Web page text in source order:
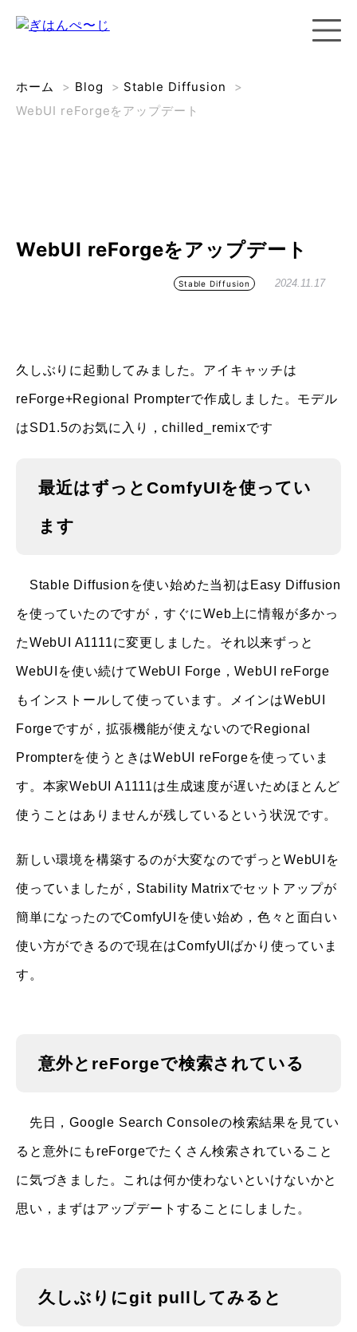
ホーム > Blog > Stable Diffusion
>
WebUI reForgeをアップデート
WebUI reForgeをアップデート
Stable Diffusion 2024.11.17
久しぶりに起動してみました。アイキャッチは
reForge+Regional Prompterで作成しました。モデル
はSD1.5のお気に入り，chilled_remixです
最近はずっとComfyUIを使ってい
ます
Stable Diffusionを使い始めた当初はEasy Diffusion
を使っていたのですが，すぐにWeb上に情報が多かっ
たWebUI A1111に変更しました。それ以来ずっと
WebUIを使い続けてWebUI Forge，WebUI reForge
もインストールして使っています。メインはWebUI
Forgeですが，拡張機能が使えないのでRegional
Prompterを使うときはWebUI reForgeを使っていま
す。本家WebUI A1111は生成速度が遅いためほとんど
使うことはありませんが残しているという状況です。
新しい環境を構築するのが大変なのでずっとWebUIを
使っていましたが，Stability Matrixでセットアップが
簡単になったのでComfyUIを使い始め，色々と面白い
使い方ができるので現在はComfyUIばかり使っていま
す。
意外とreForgeで検索されている
先日，Google Search Consoleの検索結果を見てい
ると意外にもreForgeでたくさん検索されていること
に気づきました。これは何か使わないといけないかと
思い，まずはアップデートすることにしました。
久しぶりにgit pullしてみると